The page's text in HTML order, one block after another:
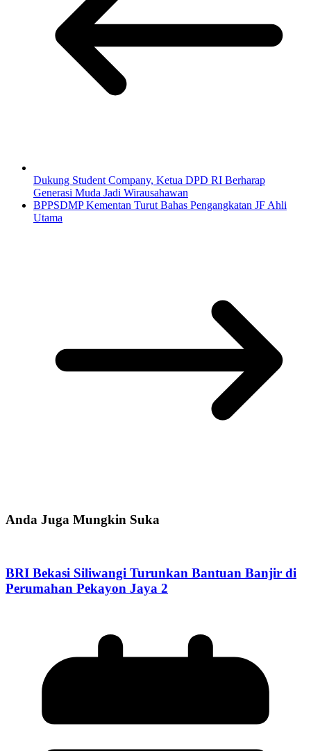
Dukung Student Company, Ketua DPD RI Berharap
Generasi Muda Jadi Wirausahawan
BPPSDMP Kementan Turut Bahas Pengangkatan JF Ahli
Utama
Anda Juga Mungkin Suka
BRI Bekasi Siliwangi Turunkan Bantuan Banjir di
Perumahan Pekayon Jaya 2